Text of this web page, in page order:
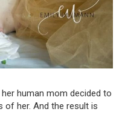
human mom decided to
of her. And the result is